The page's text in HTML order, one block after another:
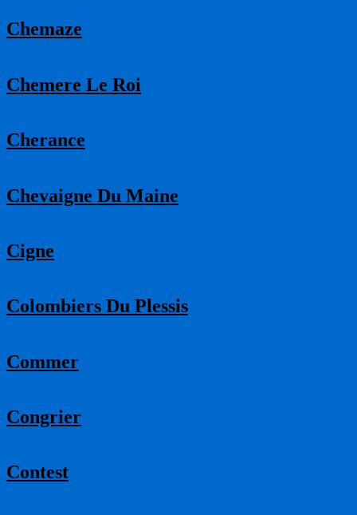
Chemaze
Chemere Le Roi
Cherance
Chevaigne Du Maine
Cigne
Colombiers Du Plessis
Commer
Congrier
Contest